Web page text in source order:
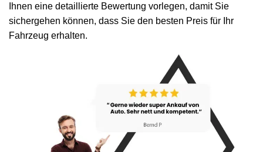
Ihnen eine detaillierte Bewertung vorlegen, damit Sie
sichergehen können, dass Sie den besten Preis für Ihr
Fahrzeug erhalten.